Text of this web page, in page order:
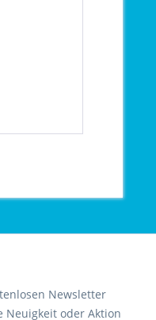
Newsletter
Neuigkeit oder Aktion